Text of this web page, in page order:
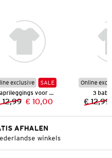
exclusive
SALE
2 caprileggings voor baby’s
Vorige prijs:
12,99 Nieuwe prijs:
€ 10,00
Online
3
€ 12,99
AFHALEN
winkels